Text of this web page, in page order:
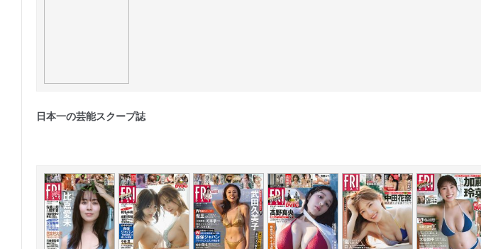
日本一の芸能スクープ誌